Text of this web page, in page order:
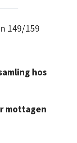
149/159
hos
mottagen